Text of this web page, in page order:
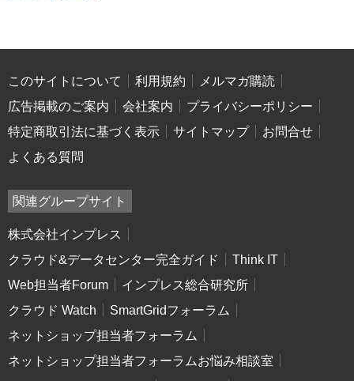
このサイトについて 利用規約
メルマガ購読
広告掲載のご案内
会社案内
プライバシーポリシー
特定商取引法に基づく表示
サイトマップ
お問合せ
よくある質問
関連グループサイト
株式会社インプレス
クラウド&データセンター完全ガイド
Think IT
Web担当者Forum
インプレス総合研究所
クラウド Watch
SmartGridフォーラム
ネットショップ担当者フォーラム
ネットショップ担当者フォーラムお悩み相談室